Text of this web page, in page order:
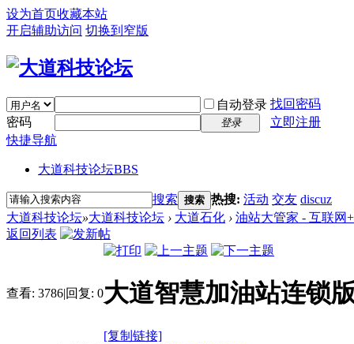
设为首页收藏本站
开启辅助访问 切换到窄版
自动登录 找回密码
密码
登录
立即注册
快捷导航
大道科技论坛BBS
搜索 搜索 热搜: 活动 交友 discuz
大道科技论坛»大道科技论坛 › 大道石化 › 油站大管家 - 互联网
返回列表
查看: 3786|回复: 0大道智慧加油站连锁
[复制链接]